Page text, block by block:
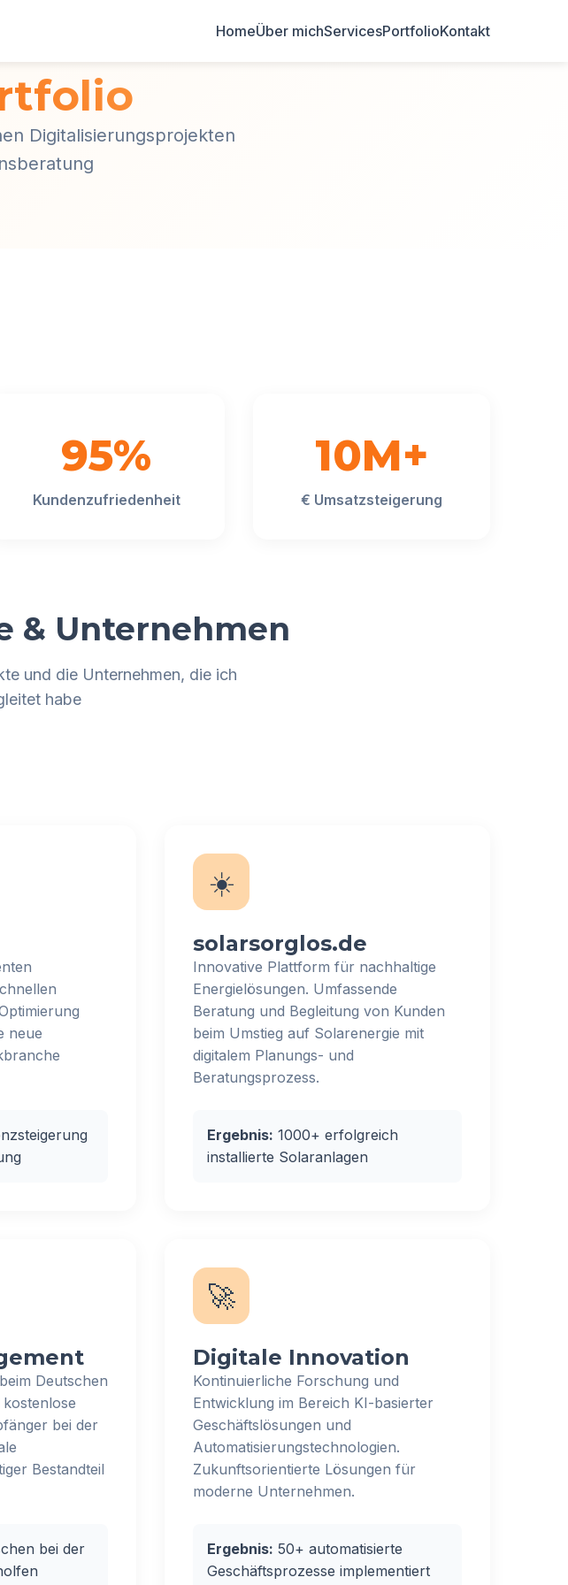
HomeÜber michServicesPortfolioKontakt
Digitalisierungsprojekten
95%
Kundenzufriedenheit
10M+
€ Umsatzsteigerung
& Unternehmen
und die Unternehmen, die ich
habe
neue
☀️
solarsorglos.de
Innovative Plattform für nachhaltige
Energielösungen. Umfassende
Beratung und Begleitung von Kunden
beim Umstieg auf Solarenergie mit
digitalem Planungs- und
Beratungsprozess.
Ergebnis: 1000+ erfolgreich
installierte Solaranlagen
Deutschen
bei der
Bestandteil
bei der
🚀
Digitale Innovation
Kontinuierliche Forschung und
Entwicklung im Bereich KI-basierter
Geschäftslösungen und
Automatisierungstechnologien.
Zukunftsorientierte Lösungen für
moderne Unternehmen.
Ergebnis: 50+ automatisierte
Geschäftsprozesse implementiert